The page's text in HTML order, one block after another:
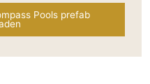
Pools prefab